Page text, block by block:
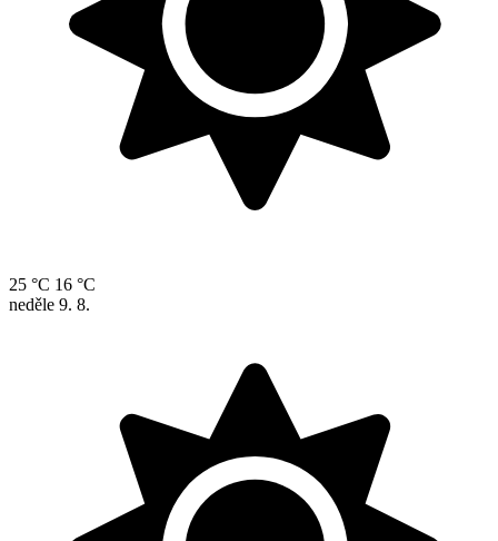
25 °C 16 °C
neděle 9. 8.